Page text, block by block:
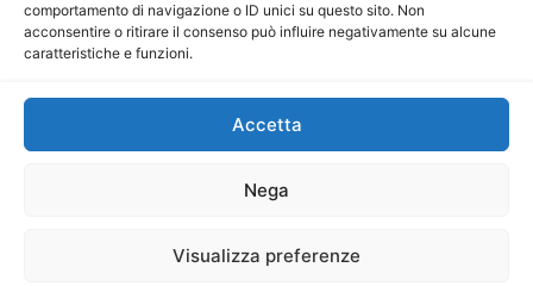
comportamento di navigazione o ID unici su questo sito. Non
acconsentire o ritirare il consenso può influire negativamente su alcune
caratteristiche e funzioni.
Accetta
Nega
Visualizza preferenze
Direttore Responsabile: Maria Calabrese
P.IVA: 06334930820
Mercurio Comunicazione Società Cooperativa a r.l. è
iscritta al Registro degli Operatori di Comunicazione al
Sito gestito daLa Digitale srl–info@ladigitale.it